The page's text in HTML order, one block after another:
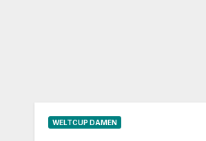
WELTCUP DAMEN